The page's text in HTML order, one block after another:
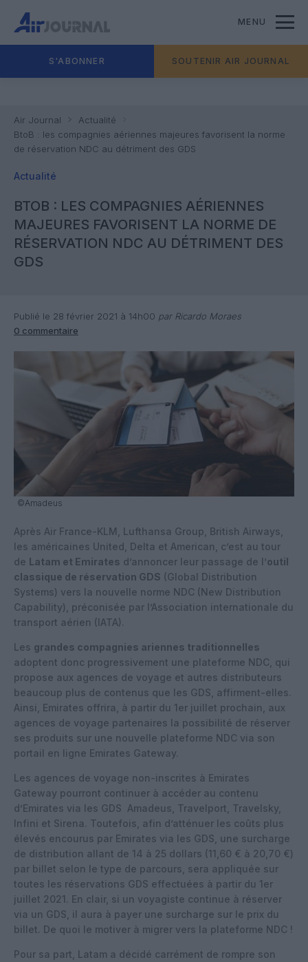
MENU
S'ABONNER SOUTENIR AIR JOURNAL
Air Journal
Actualité
BtoB : les compagnies aériennes majeures favorisent la norme
de réservation NDC au détriment des GDS
Actualité
BTOB : LES COMPAGNIES AÉRIENNES
MAJEURES FAVORISENT LA NORME DE
RÉSERVATION NDC AU DÉTRIMENT DES
GDS
Publié le 28 février 2021 à 14h00 par Ricardo Moraes
0 commentaire
©Amadeus
Après Air France-KLM, Lufthansa Group, British Airways,
les américaines United, Delta et American, c’est au tour
de Latam et Emirates d’annoncer leur passage de l’outil
classique de réservation GDS (Global Distribution
Systems) vers la nouvelle norme NDC (New Distribution
Capability), préconisée par l’Association internationale du
transport aérien (IATA).
Les grandes compagnies ariennes traditionnelles
adoptent donc progressivement une plateforme NDC, qui
propose aux agences de voyage et autres distributeurs
beaucoup plus de contenus que les GDS, affirment-elles.
Ainsi, Emirates offrira, à partir du 1er juillet prochain, aux
agences de voyage partenaires la possibilité de réserver
ses produits sur une nouvelle plateforme NDC via son
portail en ligne Emirates Gateway.
Les agences de voyage non-inscrites à Emirates
Gateway pourront continuer à accéder au contenu
d’Emirates via les GDS Amadeus, Travelport, Travelsky,
Infini et Sirena. Toutefois, afin d’atténuer les coûts plus
élevés encourus par Emirates via les GDS, une surcharge
de distribution allant de 14 à 25 dollars (11,60 € à 20,70 €)
par billet selon le type de parcours, sera appliquée sur
toutes les réservations GDS effectuées à partir du 1er
juillet 2021. En clair, si un voyagiste continue à réserver
via un GDS, il aura à payer une surcharge sur le prix du
billet. De quoi le motiver à migrer vers la plateforme NDC !
Pour sa part, Latam a décidé carrément de rompre son